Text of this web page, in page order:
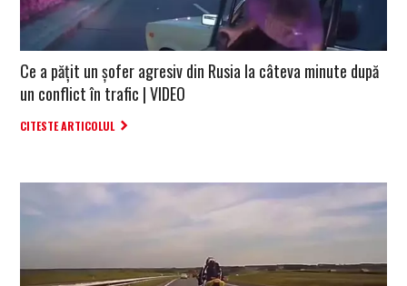
Ce a pățit un șofer agresiv din Rusia la câteva minute după
un conflict în trafic | VIDEO
CITESTE ARTICOLUL